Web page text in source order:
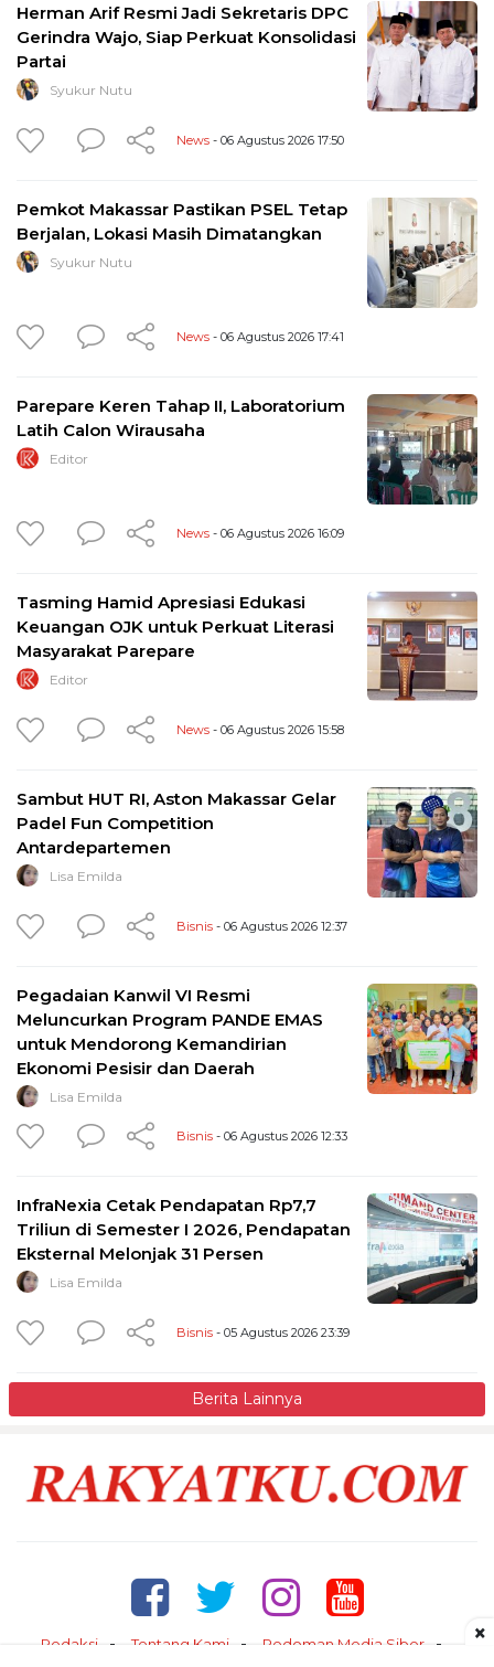
Herman Arif Resmi Jadi Sekretaris DPC
Gerindra Wajo, Siap Perkuat Konsolidasi
Partai
Syukur Nutu
News - 06 Agustus 2026 17:50
Pemkot Makassar Pastikan PSEL Tetap
Berjalan, Lokasi Masih Dimatangkan
Syukur Nutu
News - 06 Agustus 2026 17:41
Parepare Keren Tahap II, Laboratorium
Latih Calon Wirausaha
Editor
News - 06 Agustus 2026 16:09
Tasming Hamid Apresiasi Edukasi
Keuangan OJK untuk Perkuat Literasi
Masyarakat Parepare
Editor
News - 06 Agustus 2026 15:58
Sambut HUT RI, Aston Makassar Gelar
Padel Fun Competition
Antardepartemen
Lisa Emilda
Bisnis - 06 Agustus 2026 12:37
Pegadaian Kanwil VI Resmi
Meluncurkan Program PANDE EMAS
untuk Mendorong Kemandirian
Ekonomi Pesisir dan Daerah
Lisa Emilda
Bisnis - 06 Agustus 2026 12:33
InfraNexia Cetak Pendapatan Rp7,7
Triliun di Semester I 2026, Pendapatan
Eksternal Melonjak 31 Persen
Lisa Emilda
Bisnis - 05 Agustus 2026 23:39
Berita Lainnya
Redaksi Tentang Kami
Pedoman Media Siber
×